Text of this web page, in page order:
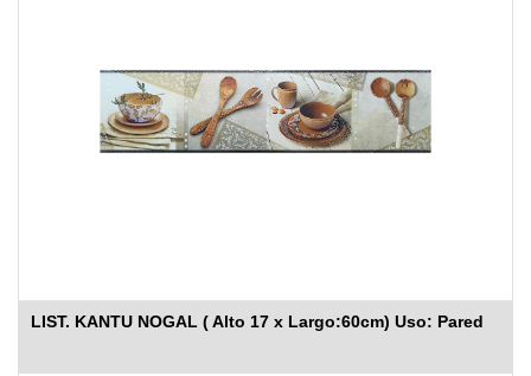
LIST. KANTU NOGAL ( Alto 17 x Largo:60cm) Uso: Pared